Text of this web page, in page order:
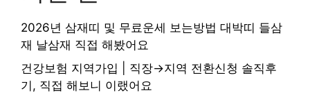
2026년 삼재띠 및 무료운세 보는방법 대박띠 들삼
재 날삼재 직접 해봤어요
건강보험 지역가입 | 직장→지역 전환신청 솔직후
기, 직접 해보니 이랬어요